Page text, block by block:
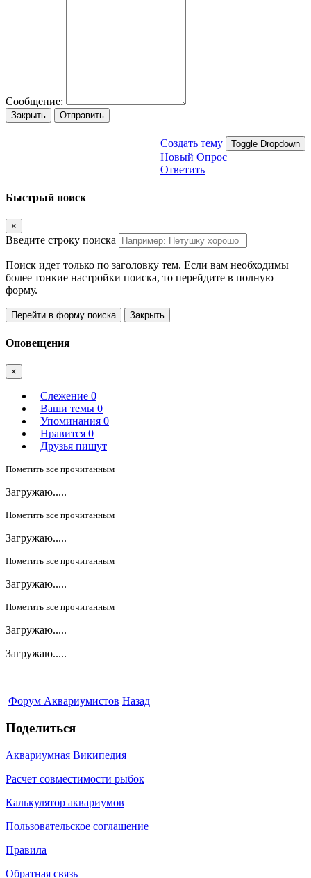
Сообщение:
Закрыть Отправить
Создать тему Toggle Dropdown
Новый Опрос
Ответить
Быстрый поиск
×
Введите строку поиска
Поиск идет только по заголовку тем. Если вам необходимы
более тонкие настройки поиска, то перейдите в полную
форму.
Перейти в форму поиска Закрыть
Оповещения
×
Слежение 0
Ваши темы 0
Упоминания 0
Нравится 0
Друзья пишут
Пометить все прочитанным
Загружаю.....
Пометить все прочитанным
Загружаю.....
Пометить все прочитанным
Загружаю.....
Пометить все прочитанным
Загружаю.....
Загружаю.....
Форум Аквариумистов Назад
Поделиться
Аквариумная Википедия
Расчет совместимости рыбок
Калькулятор аквариумов
Пользовательское соглашение
Правила
Обратная связь